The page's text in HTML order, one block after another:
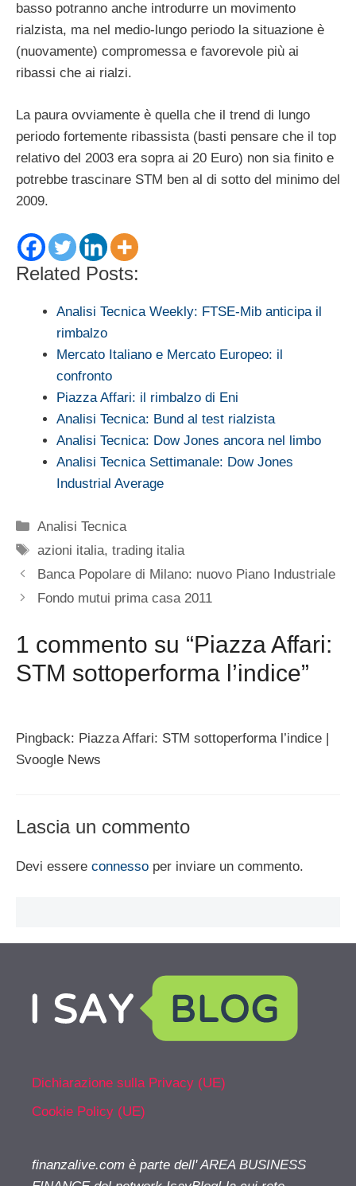
basso potranno anche introdurre un movimento
rialzista, ma nel medio-lungo periodo la situazione è
(nuovamente) compromessa e favorevole più ai
ribassi che ai rialzi.
La paura ovviamente è quella che il trend di lungo
periodo fortemente ribassista (basti pensare che il top
relativo del 2003 era sopra ai 20 Euro) non sia finito e
potrebbe trascinare STM ben al di sotto del minimo del
2009.
Related Posts:
Analisi Tecnica Weekly: FTSE-Mib anticipa il
rimbalzo
Mercato Italiano e Mercato Europeo: il
confronto
Piazza Affari: il rimbalzo di Eni
Analisi Tecnica: Bund al test rialzista
Analisi Tecnica: Dow Jones ancora nel limbo
Analisi Tecnica Settimanale: Dow Jones
Industrial Average
Categorie
Analisi Tecnica
Tag
azioni italia,trading italia
Banca Popolare di Milano: nuovo Piano Industriale
Fondo mutui prima casa 2011
1 commento su “Piazza Affari:
STM sottoperforma l’indice”
Pingback: Piazza Affari: STM sottoperforma l’indice |
Svoogle News
Lascia un commento
Devi essere connesso per inviare un commento.
Dichiarazione sulla Privacy (UE)
Cookie Policy (UE)
finanzalive.com è parte dell' AREA BUSINESS